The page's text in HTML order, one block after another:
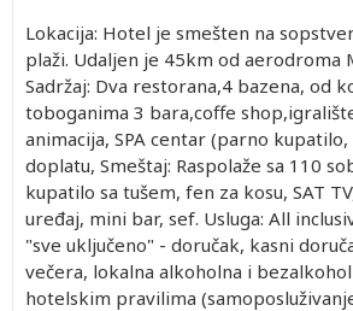
Lokacija: Hotel je smešten na
plaži. Udaljen je 45km od aerodroma
Sadržaj: Dva restorana,4 bazena, od
toboganima 3 bara,coffe
animacija, SPA centar (parno kupatilo,
doplatu, Smeštaj: Raspolaže sa 110
kupatilo sa tušem, fen za kosu, SAT
uređaj, mini bar, sef. Usluga: All
"sve uključeno" - doručak, kasni
večera, lokalna alkoholna i
hotelskim pravilima